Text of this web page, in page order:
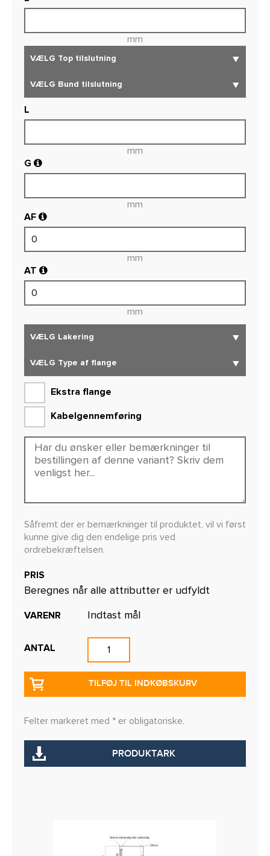
mm
L
mm
G
mm
AF
mm
AT
mm
Ekstra flange
Kabelgennemføring
Såfremt der er bemærkninger til produktet, vil vi først
kunne give dig den endelige pris ved
ordrebekræftelsen.
PRIS
Beregnes når alle attributter er udfyldt
VARENR Indtast mål
ANTAL
TILFØJ TIL INDKØBSKURV
Felter markeret med * er obligatoriske.
PRODUKTARK